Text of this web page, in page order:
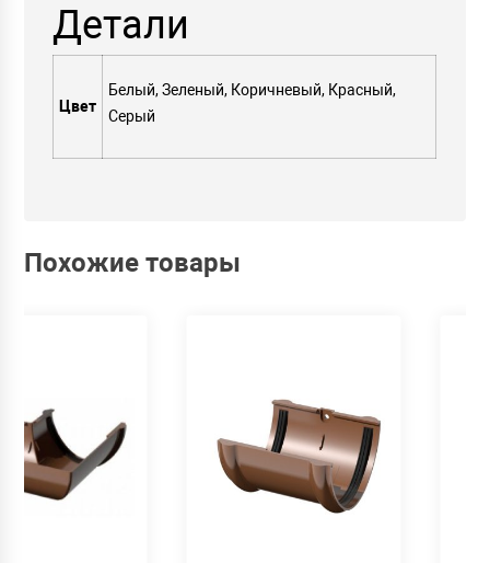
Детали
Цвет
Белый, Зеленый, Коричневый, Красный,
Серый
Похожие товары